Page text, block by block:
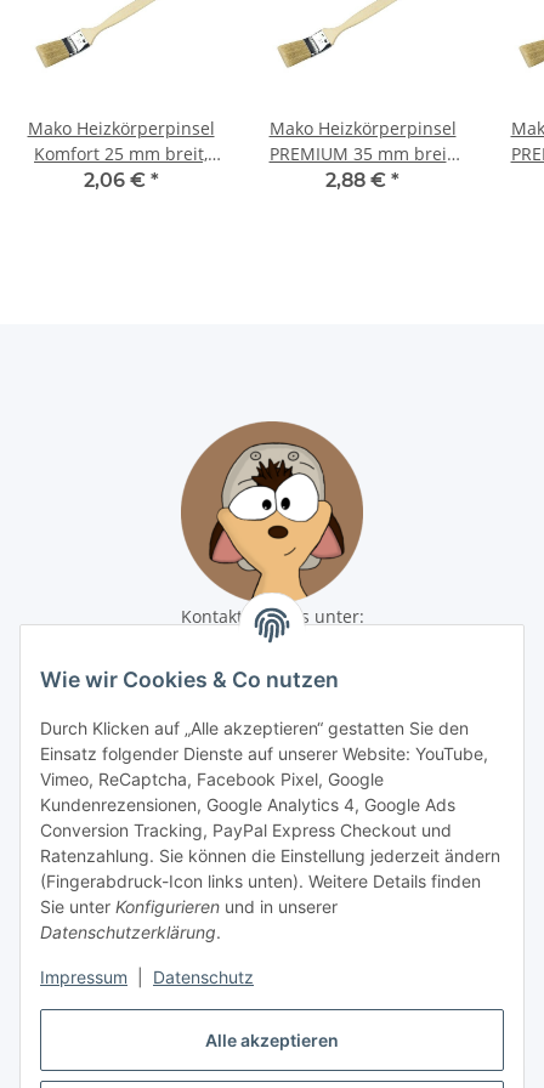
Alle akzeptieren
Wie wir Cookies & Co nutzen
Durch Klicken auf „Alle akzeptieren“ gestatten Sie den
Einsatz folgender Dienste auf unserer Website: YouTube,
Vimeo, ReCaptcha, Facebook Pixel, Google
Kundenrezensionen, Google Analytics 4, Google Ads
Conversion Tracking, PayPal Express Checkout und
Ratenzahlung. Sie können die Einstellung jederzeit ändern
(Fingerabdruck-Icon links unten). Weitere Details finden
Sie unter Konfigurieren und in unserer
Datenschutzerklärung.
Impressum Datenschutz
Mako Heizkörperpinsel
Komfort 25 mm breit,
helle Borstenmischung -
2,06 € *
Mako Heizkörperpinsel
PREMIUM 35 mm breit,
helle Borstenmischung -
2,88 € *
Kontaktiere uns unter:
shop@baunativ.de
+49 3435 66699899
Gesetzliche Informationen
Zahlungsmöglichkeiten